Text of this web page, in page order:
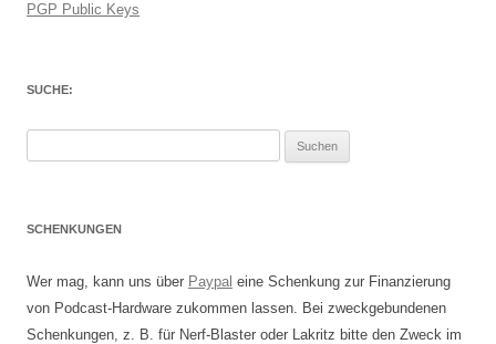
PGP Public Keys
SUCHE:
SCHENKUNGEN
Wer mag, kann uns über Paypal eine Schenkung zur Finanzierung
von Podcast-Hardware zukommen lassen. Bei zweckgebundenen
Schenkungen, z. B. für Nerf-Blaster oder Lakritz bitte den Zweck im